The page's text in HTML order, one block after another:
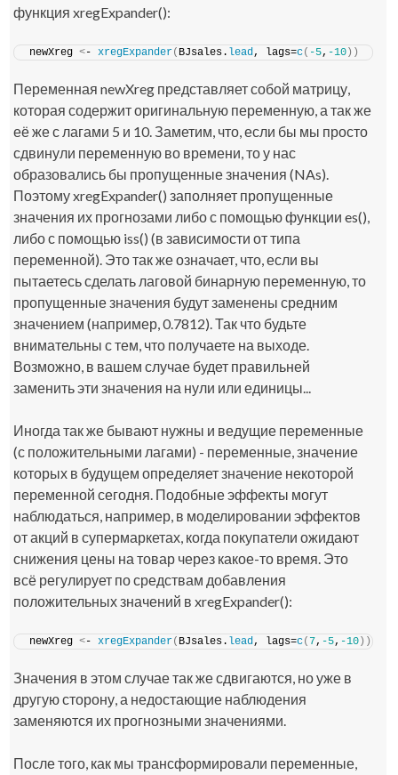
функцияxregExpander():
newXreg <- xregExpander( BJsales. lead, lags=c( -5, -10 ))
ПеременнаяnewXreg представляет собой матрицу,
которая содержит оригинальную переменную, а так же
её же с лагами 5 и 10. Заметим, что, если бы мы просто
сдвинули переменную во времени, то у нас
образовались бы пропущенные значения (NAs).
ПоэтомуxregExpander() заполняет пропущенные
значения их прогнозами либо с помощью функцииes(),
либо с помощью iss() (в зависимости от типа
переменной). Это так же означает, что, если вы
пытаетесь сделать лаговой бинарную переменную, то
пропущенные значения будут заменены средним
значением (например, 0.7812). Так что будьте
внимательны с тем, что получаете на выходе.
Возможно, в вашем случае будет правильней
заменить эти значения на нули или единицы...
Иногда так же бывают нужны и ведущие переменные
(с положительными лагами) - переменные, значение
которых в будущем определяет значение некоторой
переменной сегодня. Подобные эффекты могут
наблюдаться, например, в моделировании эффектов
от акций в супермаркетах, когда покупатели ожидают
снижения цены на товар через какое-то время. Это
всё регулирует по средствам добавления
положительных значений вxregExpander():
newXreg <- xregExpander( BJsales. lead, lags=c( 7, -5, -10 ))
Значения в этом случае так же сдвигаются, но уже в
другую сторону, а недостающие наблюдения
заменяются их прогнозными значениями.
После того, как мы трансформировали переменные,